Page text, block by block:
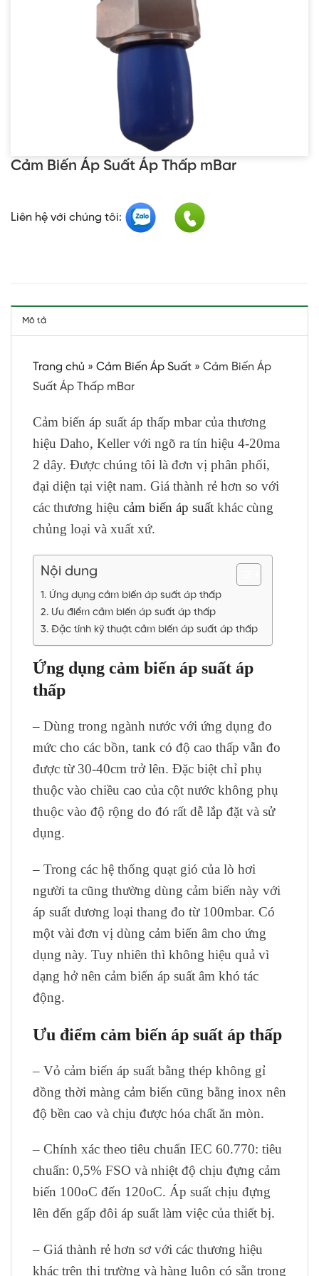
Cảm Biến Áp Suất Áp Thấp mBar
Liên hệ với chúng tôi:
Mô tả
Trang chủ » Cảm Biến Áp Suất » Cảm Biến Áp
Suất Áp Thấp mBar
Cảm biến áp suất áp thấp mbar của thương
hiệu Daho, Keller với ngõ ra tín hiệu 4-20ma
2 dây. Được chúng tôi là đơn vị phân phối,
đại diện tại việt nam. Giá thành rẻ hơn so với
các thương hiệu cảm biến áp suất khác cùng
chủng loại và xuất xứ.
Nội dung
Ứng dụng cảm biến áp suất áp thấp
Ưu điểm cảm biến áp suất áp thấp
Đặc tính kỹ thuật cảm biến áp suất áp thấp
Ứng dụng cảm biến áp suất áp
thấp
– Dùng trong ngành nước với ứng dụng đo
mức cho các bồn, tank có độ cao thấp vẫn đo
được từ 30-40cm trở lên. Đặc biệt chỉ phụ
thuộc vào chiều cao của cột nước không phụ
thuộc vào độ rộng do đó rất dễ lắp đặt và sử
dụng.
– Trong các hệ thống quạt gió của lò hơi
người ta cũng thường dùng cảm biến này với
áp suất dương loại thang đo từ 100mbar. Có
một vài đơn vị dùng cảm biến âm cho ứng
dụng này. Tuy nhiên thì không hiệu quả vì
dạng hở nên cảm biến áp suất âm khó tác
động.
Ưu điểm cảm biến áp suất áp thấp
– Vỏ cảm biến áp suất bằng thép không gỉ
đồng thời màng cảm biến cũng bằng inox nên
độ bền cao và chịu được hóa chất ăn mòn.
– Chính xác theo tiêu chuẩn IEC 60.770: tiêu
chuẩn: 0,5% FSO và nhiệt độ chịu đựng cảm
biến 100oC đến 120oC. Áp suất chịu đựng
lên đến gấp đôi áp suất làm việc của thiết bị.
– Giá thành rẻ hơn sơ với các thương hiệu
khác trên thị trường và hàng luôn có sẵn trong